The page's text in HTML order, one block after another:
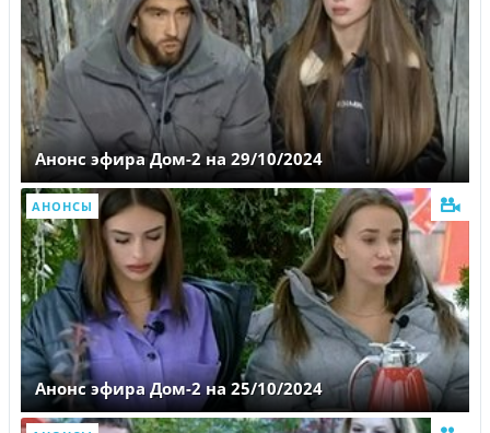
Анонс эфира Дом-2 на 29/10/2024
АНОНСЫ
Анонс эфира Дом-2 на 25/10/2024